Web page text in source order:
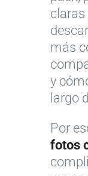
claras
más
y
largo
Por
fotos